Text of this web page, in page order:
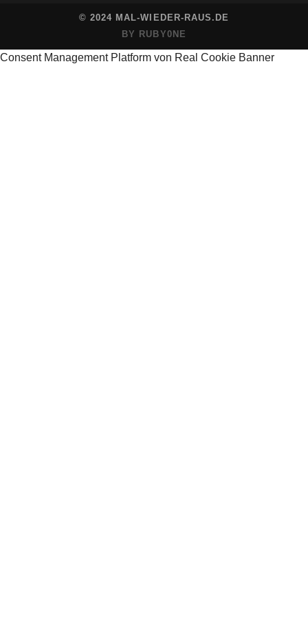
© 2024 MAL-WIEDER-RAUS.DE
BY RUBY0NE
Consent Management Platform von Real Cookie Banner